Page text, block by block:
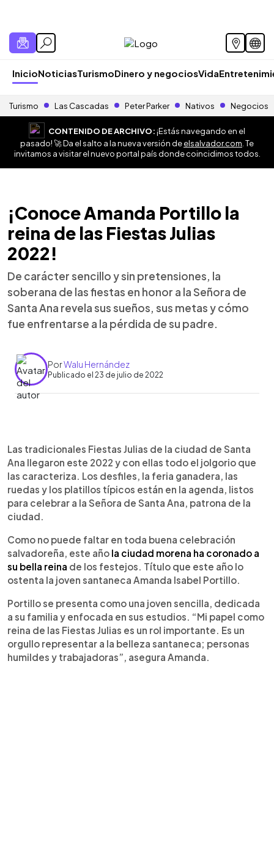
InicioNoticiasTurismoDinero y negociosVida
Turismo Las Cascadas Peter Parker Nativos Negocios
CONTENIDO DE ARCHIVO:¡Estás navegando en el
pasado! 🚀 Da el salto a la nueva versión deelsalvador.com . Te
invitamos a visitar el nuevo portal país donde coincidimos todos.
¡Conoce Amanda Portillo la
reina de las Fiestas Julias
2022!
De carácter sencillo y sin pretensiones, la
soberana de las fiestas en honor a la Señora de
Santa Ana revela sus sueños, sus metas y cómo
fue enfrentarse a la pérdida de su padre.
PorWalu Hernández
Publicado el 23 de julio de 2022
► Escuchar artículo
Las tradicionales Fiestas Julias de la ciudad de Santa
Ana llegaron este 2022 y con ellas todo el jolgorio que
las caracteriza. Los desfiles, la feria ganadera, las
ruedas y los platillos típicos están en la agenda, listos
para celebrar a la Señora de Santa Ana, patrona de la
ciudad.
Como no puede faltar en toda buena celebración
salvadoreña, este año la ciudad morena ha coronado a
su bella reina de los festejos. Título que este año lo
ostenta la joven santaneca Amanda Isabel Portillo.
Portillo se presenta como una joven sencilla, dedicada
a su familia y enfocada en sus estudios. “Mi papel como
reina de las Fiestas Julias es un rol importante. Es un
orgullo representar a la belleza santaneca; personas
humildes y trabajadoras”, asegura Amanda.